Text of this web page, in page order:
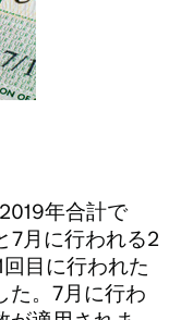
年合計で
7月に行われる2
目に行われた
た。7月に行わ